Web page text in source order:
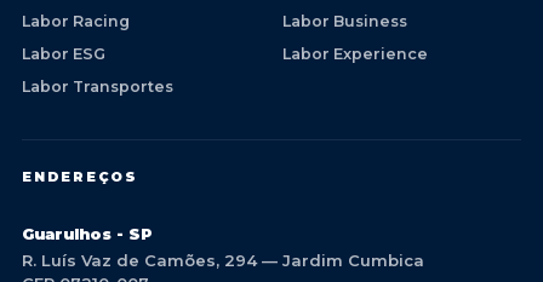
Labor Racing
Labor Business
Labor ESG
Labor Experience
Labor Transportes
ENDEREÇOS
Guarulhos - SP
R. Luís Vaz de Camões, 294 — Jardim Cumbica